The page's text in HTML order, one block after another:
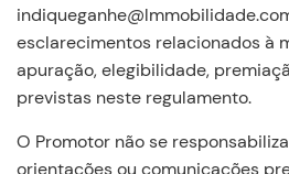
esclarecimentos relacionados à
apuração, elegibilidade,
previstas neste regulamento.
O Promotor não se
orientações ou comunicações